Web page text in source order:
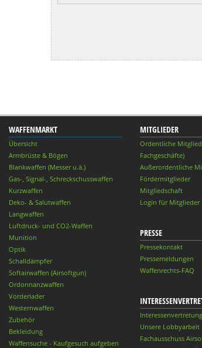
WAFFENMARKT
Übersicht
Armbrüste & Bögen
Blankwaffen (Messer u.ä.)
Gas-, Signal-, Schreckschusswaffen
Kurzwaffen
Deko- & Salutwaffen
Langwaffen
Luftdruck- und CO2-Waffen
Munition
Optik
Schalldämpfer
Softairwaffen (Airsoftgun)
Ordonnanzwaffen
Vorderlader
Westernwaffen
Zubehör
Bekleidung
Waffensuche - Kaufgesuch aufgeben
MITGLIEDER
Ordentliche
Fachgeschäfte)
Außerordentliche
Fördermitglieder
Mitgliedschaft
Login für Mitglieder
PRESSE
Pressekontakt
Pressemeldungen
Waffenrechts-FAQ
Unsere Lobbyarbeit
Fachausschuss